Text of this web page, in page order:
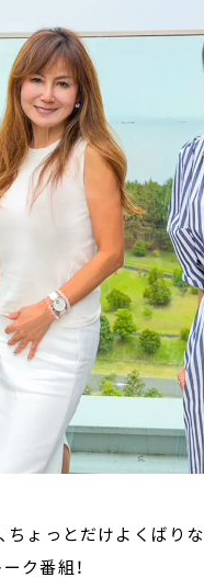
ちょっとだけよくばりな
ク番組！